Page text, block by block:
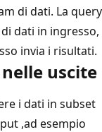
di dati. La query
dati in ingresso,
invia i risultati.
uscite
i dati in subset
,ad esempio